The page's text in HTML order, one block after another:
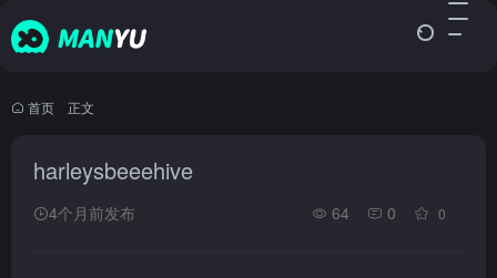
首页 正文
harleysbeeehive
4个月前发布 64 0 0